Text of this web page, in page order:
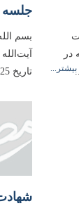
در
جلسه
بسم
تاریخ 1397/07/25، مطابق با هفتم صفر1440 ایراد فرموده‌اند. باشد تا...